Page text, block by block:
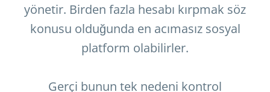
yönetir. Birden fazla hesabı kırpmak söz
konusu olduğunda en acımasız sosyal
platform olabilirler.
Gerçi bunun tek nedeni kontrol